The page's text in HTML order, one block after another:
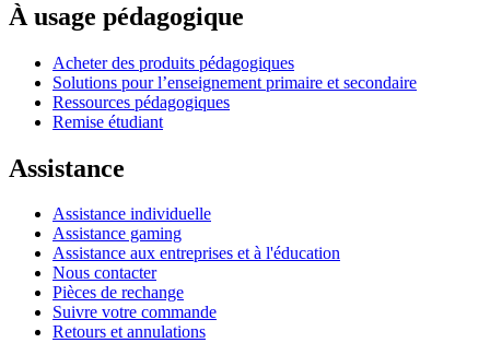
À usage pédagogique
Acheter des produits pédagogiques
Solutions pour l’enseignement primaire et secondaire
Ressources pédagogiques
Remise étudiant
Assistance
Assistance individuelle
Assistance gaming
Assistance aux entreprises et à l'éducation
Nous contacter
Pièces de rechange
Suivre votre commande
Retours et annulations